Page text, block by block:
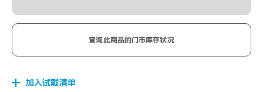
查询此商品的门市库存状况
加入试戴清单